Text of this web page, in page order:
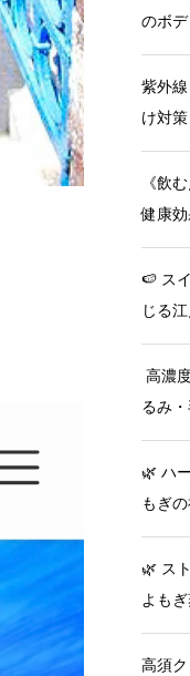
のボデ
紫外
け対策
《飲
健康効
🍉 ス
じる
高濃
るみ
🌿 ハ
もぎ
🌿 ス
よも
高須